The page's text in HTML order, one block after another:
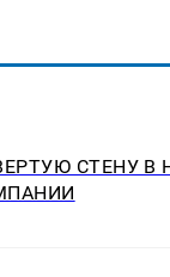
СТЕНУ В